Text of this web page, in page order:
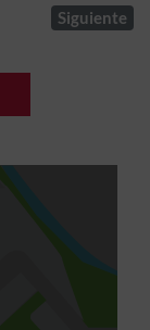
Siguiente